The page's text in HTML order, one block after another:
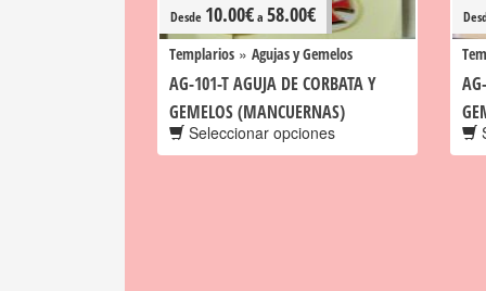
Desde 10.00€a 58.00€
Templarios » Agujas y Gemelos
AG-101-T AGUJA DE CORBATA Y
GEMELOS (MANCUERNAS)
Seleccionar opciones